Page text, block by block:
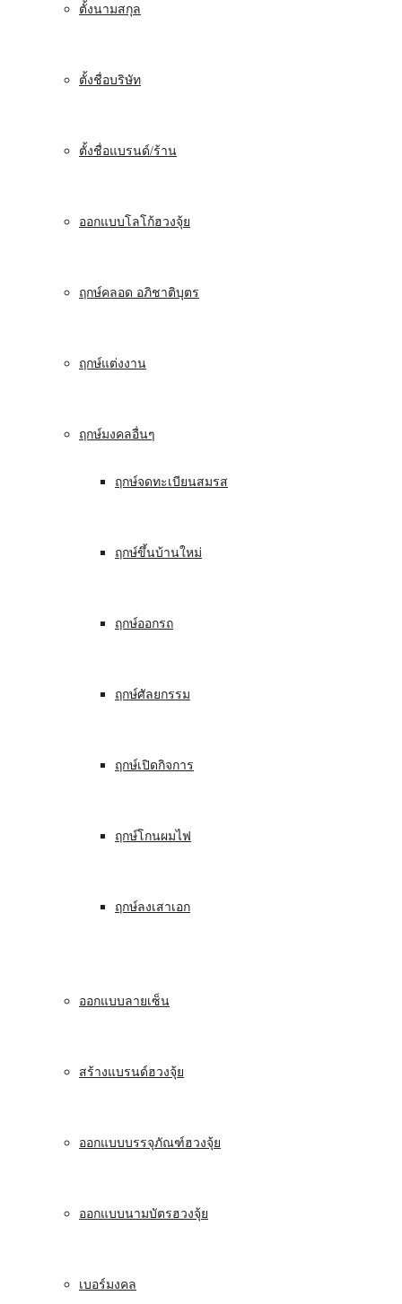
ตั้งนามสกุล
ตั้งชื่อบริษัท
ตั้งชื่อแบรนด์/ร้าน
ออกแบบโลโก้ฮวงจุ้ย
ฤกษ์คลอด อภิชาติบุตร
ฤกษ์แต่งงาน
ฤกษ์มงคลอื่นๆ
ฤกษ์จดทะเบียนสมรส
ฤกษ์ขึ้นบ้านใหม่
ฤกษ์ออกรถ
ฤกษ์ศัลยกรรม
ฤกษ์เปิดกิจการ
ฤกษ์โกนผมไฟ
ฤกษ์ลงเสาเอก
ออกแบบลายเซ็น
สร้างแบรนด์ฮวงจุ้ย
ออกแบบบรรจุภัณฑ์ฮวงจุ้ย
ออกแบบนามบัตรฮวงจุ้ย
เบอร์มงคล